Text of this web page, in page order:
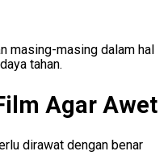
masing-masing dalam hal
tahan.
Agar Awet
dirawat dengan benar